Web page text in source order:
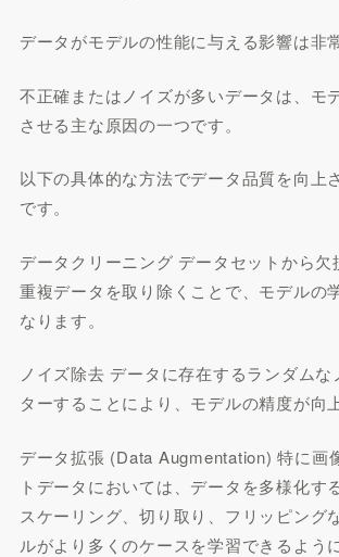
データがモデルの性能に与える影響は非
不正確またはノイズが多いデータは、モ
させる主な原因の一つです。
以下の具体的な方法でデータ品質を向上
です。
データクリーニング データセットから欠
重複データを取り除くことで、モデルの
なります。
ノイズ除去 データに存在するランダム
ターすることにより、モデルの精度が向
データ拡張 (Data Augmentation) 特に画
トデータにおいては、データを多様化す
スケーリング、切り取り、フリッピング
ルがより多くのケースを学習できるよう